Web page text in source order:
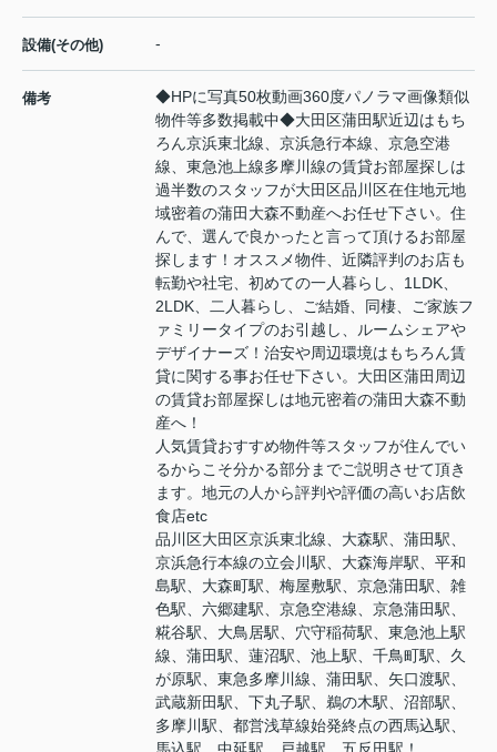
設備(その他) -
備考
◆HPに写真50枚動画360度パノラマ画像類似
物件等多数掲載中◆大田区蒲田駅近辺はもち
ろん京浜東北線、京浜急行本線、京急空港
線、東急池上線多摩川線の賃貸お部屋探しは
過半数のスタッフが大田区品川区在住地元地
域密着の蒲田大森不動産へお任せ下さい。住
んで、選んで良かったと言って頂けるお部屋
探します！オススメ物件、近隣評判のお店も
転勤や社宅、初めての一人暮らし、1LDK、
2LDK、二人暮らし、ご結婚、同棲、ご家族フ
ァミリータイプのお引越し、ルームシェアや
デザイナーズ！治安や周辺環境はもちろん賃
貸に関する事お任せ下さい。大田区蒲田周辺
の賃貸お部屋探しは地元密着の蒲田大森不動
産へ！
人気賃貸おすすめ物件等スタッフが住んでい
るからこそ分かる部分までご説明させて頂き
ます。地元の人から評判や評価の高いお店飲
食店etc
品川区大田区京浜東北線、大森駅、蒲田駅、
京浜急行本線の立会川駅、大森海岸駅、平和
島駅、大森町駅、梅屋敷駅、京急蒲田駅、雑
色駅、六郷建駅、京急空港線、京急蒲田駅、
糀谷駅、大鳥居駅、穴守稲荷駅、東急池上駅
線、蒲田駅、蓮沼駅、池上駅、千鳥町駅、久
が原駅、東急多摩川線、蒲田駅、矢口渡駅、
武蔵新田駅、下丸子駅、鵜の木駅、沼部駅、
多摩川駅、都営浅草線始発終点の西馬込駅、
馬込駅、中延駅、戸越駅、五反田駅！